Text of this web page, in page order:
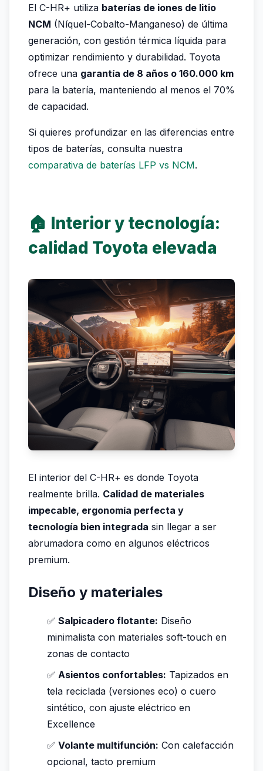
El C-HR+ utiliza baterías de iones de litio
NCM (Níquel-Cobalto-Manganeso) de última
generación, con gestión térmica líquida para
optimizar rendimiento y durabilidad. Toyota
ofrece una garantía de 8 años o 160.000 km
para la batería, manteniendo al menos el 70%
de capacidad.
Si quieres profundizar en las diferencias entre
tipos de baterías, consulta nuestra
comparativa de baterías LFP vs NCM.
🏠 Interior y tecnología:
calidad Toyota elevada
El interior del C-HR+ es donde Toyota
realmente brilla. Calidad de materiales
impecable, ergonomía perfecta y
tecnología bien integrada sin llegar a ser
abrumadora como en algunos eléctricos
premium.
Diseño y materiales
✅ Salpicadero flotante: Diseño
minimalista con materiales soft-touch en
zonas de contacto
✅ Asientos confortables: Tapizados en
tela reciclada (versiones eco) o cuero
sintético, con ajuste eléctrico en
Excellence
✅ Volante multifunción: Con calefacción
opcional, tacto premium